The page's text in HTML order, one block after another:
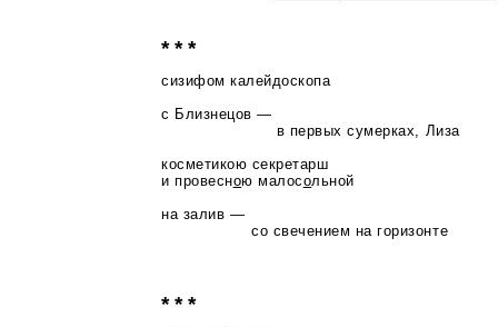
* * *
сизифом калейдоскопа
с Близнецов —
в первых сумерках, Лиза
косметикою секретарш
и провесною малосольной
на залив —
со свечением на горизонте
* * *